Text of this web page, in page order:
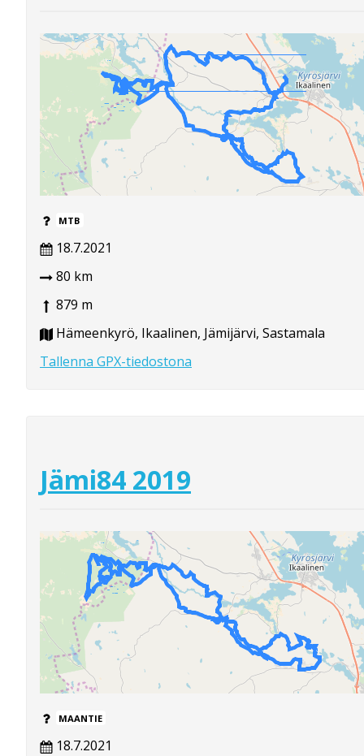
MTB
18.7.2021
80 km
879 m
Hämeenkyrö, Ikaalinen, Jämijärvi, Sastamala
Tallenna GPX-tiedostona
Jämi84 2019
MAANTIE
18.7.2021